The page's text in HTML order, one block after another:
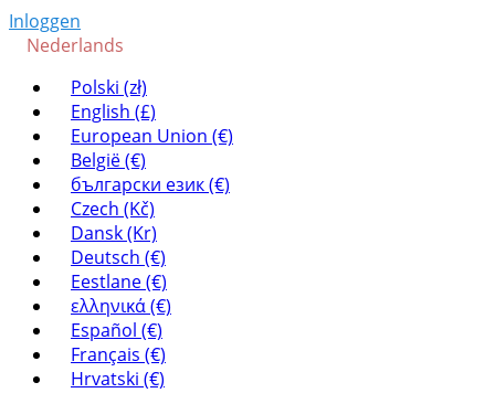
Inloggen
Nederlands
Polski (zł)
English (£)
European Union (€)
België (€)
български език (€)
Czech (Kč)
Dansk (Kr)
Deutsch (€)
Eestlane (€)
ελληνικά (€)
Español (€)
Français (€)
Hrvatski (€)